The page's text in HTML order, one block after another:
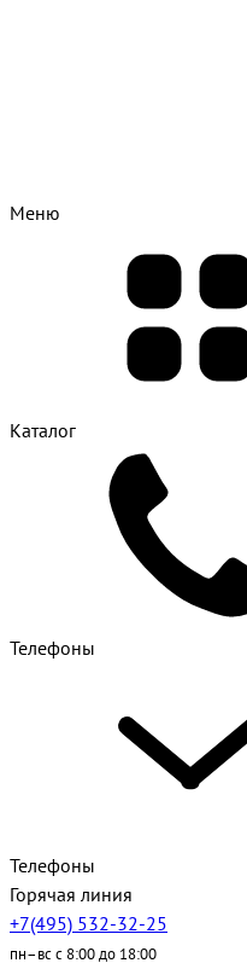
Меню
Каталог
Телефоны
Телефоны
Горячая линия
+7(495) 532-32-25
пн–вс с 8:00 до 18:00